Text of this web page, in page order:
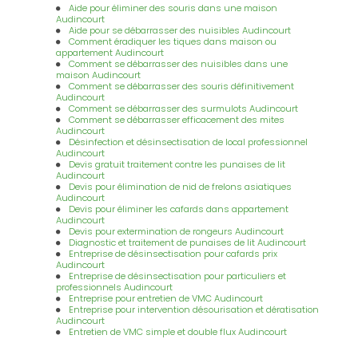
Aide pour éliminer des souris dans une maison
Audincourt
Aide pour se débarrasser des nuisibles Audincourt
Comment éradiquer les tiques dans maison ou
appartement Audincourt
Comment se débarrasser des nuisibles dans une
maison Audincourt
Comment se débarrasser des souris définitivement
Audincourt
Comment se débarrasser des surmulots Audincourt
Comment se débarrasser efficacement des mites
Audincourt
Désinfection et désinsectisation de local professionnel
Audincourt
Devis gratuit traitement contre les punaises de lit
Audincourt
Devis pour élimination de nid de frelons asiatiques
Audincourt
Devis pour éliminer les cafards dans appartement
Audincourt
Devis pour extermination de rongeurs Audincourt
Diagnostic et traitement de punaises de lit Audincourt
Entreprise de désinsectisation pour cafards prix
Audincourt
Entreprise de désinsectisation pour particuliers et
professionnels Audincourt
Entreprise pour entretien de VMC Audincourt
Entreprise pour intervention désourisation et dératisation
Audincourt
Entretien de VMC simple et double flux Audincourt